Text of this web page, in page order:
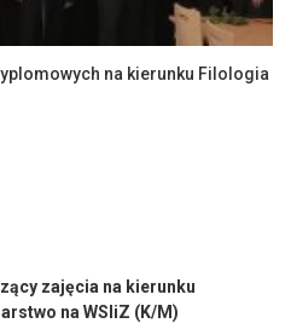
na kierunku Filologia
zajęcia na kierunku
na WSIiZ (K/M)